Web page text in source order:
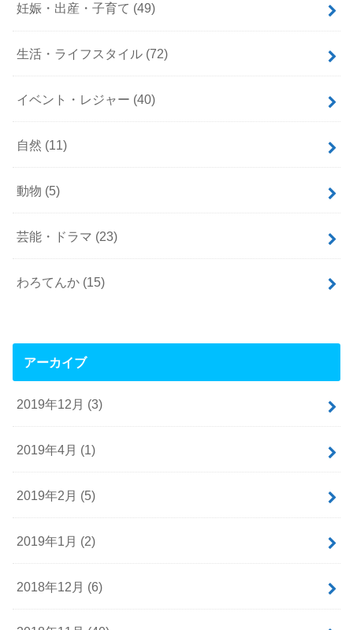
妊娠・出産・子育て (49)
生活・ライフスタイル (72)
イベント・レジャー (40)
自然 (11)
動物 (5)
芸能・ドラマ (23)
わろてんか (15)
アーカイブ
2019年12月 (3)
2019年4月 (1)
2019年2月 (5)
2019年1月 (2)
2018年12月 (6)